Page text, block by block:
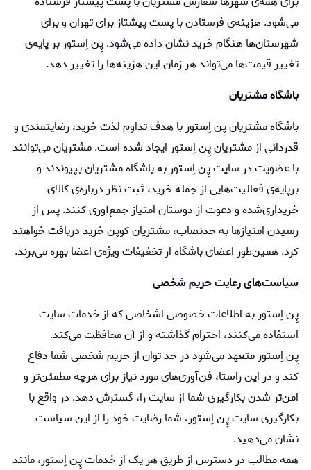
می‌شود. هزینه‌ی فرستادن با پست پیشتاز برای تهران و برای
شهرستان‌ها هنگام خرید نشان داده می‌شود. پِن اِستور بر پایه‌ی
تغییر قیمت‌ها می‌تواند هر زمان این هزینه‌ها را تغییر دهد.
باشگاه مشتریان
باشگاه مشتریان پِن اِستور با هدف تداوم لذت خرید، رضایتمندی و
قدردانی از مشتریان پِن اِستور ایجاد شده است. مشتریان می‌توانند
با عضویت در سایت پِن اِستور به باشگاه مشتریان بپیوندند و
برپایه‌ی فعالیت‌هایی از جمله خرید، ثبت نظر درباره‌ی کالای
خریداری‌شده و دعوت از دوستان امتیاز جمع‌آوری کنند. پس از
رسیدن امتیازها به حدنصاب، مشتریان کوپن خرید دریافت خواهند
کرد. همین‌طور اعضای باشگاه ار تخفیفات ویژه‌ی اعضا بهره می‌برند.
سیاست‏‌های رعایت حریم شخصی
پِن اِستور به اطلاعات خصوصی اشخاصى که از خدمات سایت
استفاده می‏‌کنند، احترام گذاشته و از آن محافظت می‌کند.
پِن اِستور متعهد می‏‌شود در حد توان از حریم شخصی شما دفاع
کند و در این راستا، فن‌آوری‌های مورد نیاز برای هرچه مطمئن‏‌تر و
امن‏‌تر شدن بکارگیری شما از سایت را، گسترش دهد. در واقع با
بکارگیری سایت پِن اِستور، شما رضایت خود را از این سیاست
نشان می‏‌دهید.
همه مطالب در دسترس از طریق هر یک از خدمات پِن اِستور، مانند